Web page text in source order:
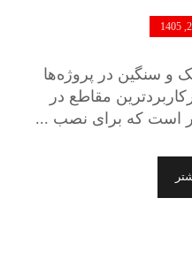
پروفیل ۴۱×۴۱ سبک و سنگین در پروژه‌ها
یکی از پرکاربردترین مقاطع در
است که برای نصب ...